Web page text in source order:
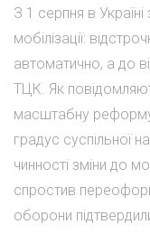
З 1 серпня в
мобілізації:
автоматично, а до
ТЦК. Як
масштабну
градус суспільної
чинності зміни до
спростив
оборони